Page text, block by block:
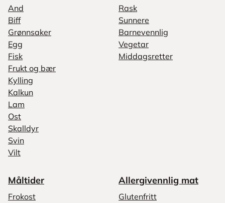
And
Biff
Grønnsaker
Egg
Fisk
Frukt og bær
Kylling
Kalkun
Lam
Ost
Skalldyr
Svin
Vilt
Rask
Sunnere
Barnevennlig
Vegetar
Middagsretter
Måltider
Frokost
Allergivennlig mat
Glutenfritt